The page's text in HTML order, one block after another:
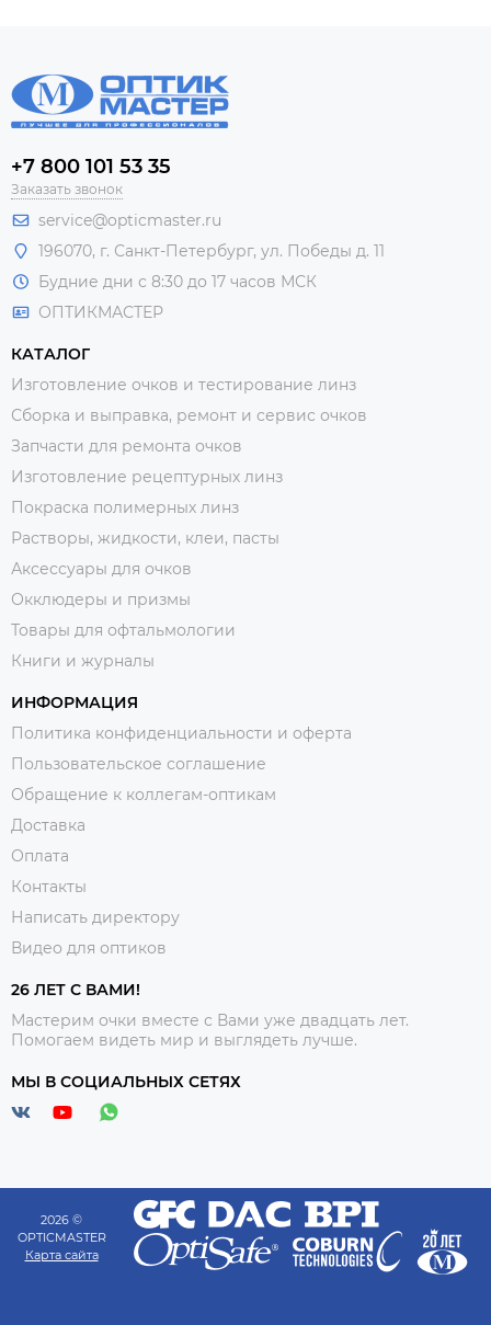
+7 800 101 53 35
Заказать звонок
service@opticmaster.ru
196070, г. Санкт-Петербург, ул. Победы д. 11
Будние дни с 8:30 до 17 часов МСК
ОПТИКМАСТЕР
КАТАЛОГ
Изготовление очков и тестирование линз
Сборка и выправка, ремонт и сервис очков
Запчасти для ремонта очков
Изготовление рецептурных линз
Покраска полимерных линз
Растворы, жидкости, клеи, пасты
Аксессуары для очков
Окклюдеры и призмы
Товары для офтальмологии
Книги и журналы
ИНФОРМАЦИЯ
Политика конфиденциальности и оферта
Пользовательское соглашение
Обращение к коллегам-оптикам
Доставка
Оплата
Контакты
Написать директору
Видео для оптиков
26 ЛЕТ С ВАМИ!
Мастерим очки вместе с Вами уже двадцать лет.
Помогаем видеть мир и выглядеть лучше.
МЫ В СОЦИАЛЬНЫХ СЕТЯХ
2026 ©
OPTICMASTER
Карта сайта